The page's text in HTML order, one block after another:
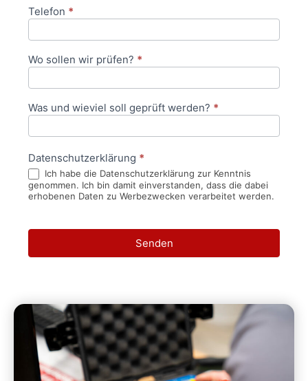
Telefon *
Wo sollen wir prüfen? *
Was und wieviel soll geprüft werden? *
Datenschutzerklärung *
Ich habe die Datenschutzerklärung zur Kenntnis
genommen. Ich bin damit einverstanden, dass die dabei
erhobenen Daten zu Werbezwecken verarbeitet werden.
Senden